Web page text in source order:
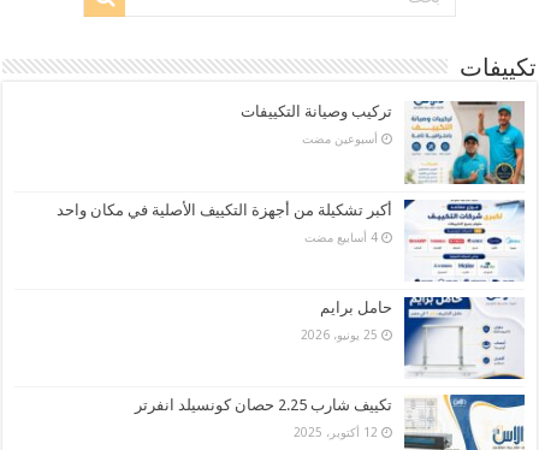
تكييفات
تركيب وصيانة التكييفات
‏أسبوعين مضت
أكبر تشكيلة من أجهزة التكييف الأصلية في مكان واحد
‏4 أسابيع مضت
حامل برايم
25 يونيو، 2026
تكييف شارب 2.25 حصان كونسيلد انفرتر
12 أكتوبر، 2025